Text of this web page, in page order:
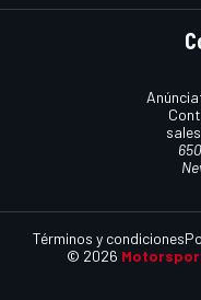
© 2026
Términos y condiciones